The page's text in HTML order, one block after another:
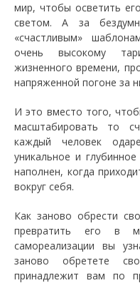
мир, чтобы осветить
светом. А за
«счастливым»
очень высокому
жизненного времени,
напряженной погоне за
И это вместо того,
масштабировать то
каждый человек
уникальное и
наполнен, когда
вокруг себя.
Как заново обрести
превратить его в
самореализации вы
заново обретете
принадлежит вам по